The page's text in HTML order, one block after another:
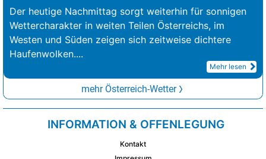
Der heutige Nachmittag sorgt weiterhin für sonnigen
Wettercharakter in weiten Teilen Österreichs, im
Westen und Süden zeigen sich zeitweise dichtere
Haufenwolken....
Mehr lesen
mehr Österreich-Wetter
INFORMATION & OFFENLEGUNG
Kontakt